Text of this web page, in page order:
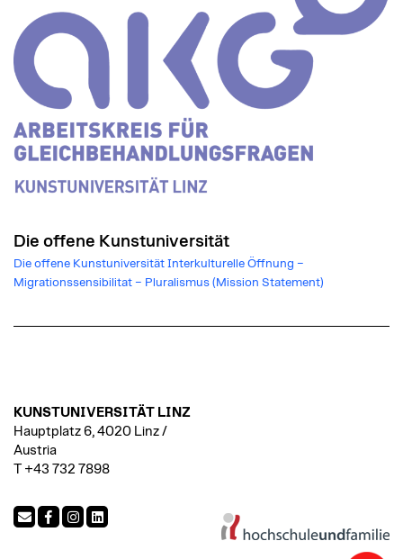
Die offene Kunstuniversität
Die offene Kunstuniversität Interkulturelle Öffnung –
Migrationssensibilitat – Pluralismus (Mission Statement)
KUNSTUNIVERSITÄT LINZ
Hauptplatz 6, 4020 Linz /
Austria
T +43 732 7898